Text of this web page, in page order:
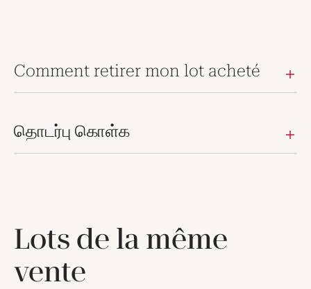
Comment retirer mon lot acheté
தொடர்பு கொள்க
Lots de la même
vente